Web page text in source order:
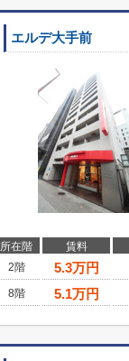
エルデ大手前
所在階 賃料
2階
5.3万円
8階
5.1万円